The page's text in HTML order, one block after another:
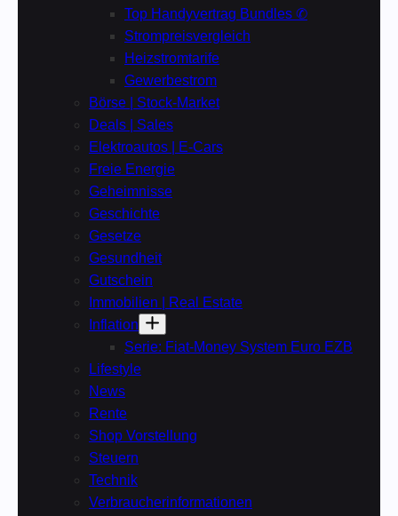
Top Handyvertrag Bundles ✆
Strompreisvergleich
Heizstromtarife
Gewerbestrom
Börse | Stock-Market
Deals | Sales
Elektroautos | E-Cars
Freie Energie
Geheimnisse
Geschichte
Gesetze
Gesundheit
Gutschein
Immobilien | Real Estate
Inflation
Serie: Fiat-Money System Euro EZB
Lifestyle
News
Rente
Shop Vorstellung
Steuern
Technik
Verbraucherinformationen